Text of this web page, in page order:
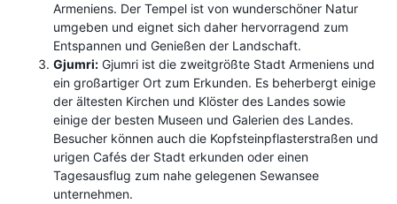
Armeniens. Der Tempel ist von wunderschöner Natur
umgeben und eignet sich daher hervorragend zum
Entspannen und Genießen der Landschaft.
Gjumri: Gjumri ist die zweitgrößte Stadt Armeniens und
ein großartiger Ort zum Erkunden. Es beherbergt einige
der ältesten Kirchen und Klöster des Landes sowie
einige der besten Museen und Galerien des Landes.
Besucher können auch die Kopfsteinpflasterstraßen und
urigen Cafés der Stadt erkunden oder einen
Tagesausflug zum nahe gelegenen Sewansee
unternehmen.